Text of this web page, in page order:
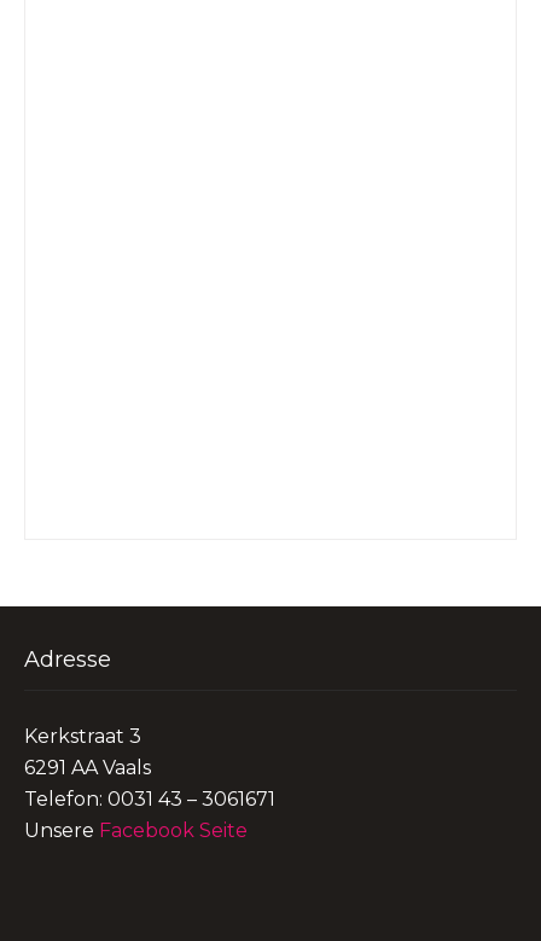
Adresse
Kerkstraat 3
6291 AA Vaals
Telefon: 0031 43 – 3061671
Unsere Facebook Seite